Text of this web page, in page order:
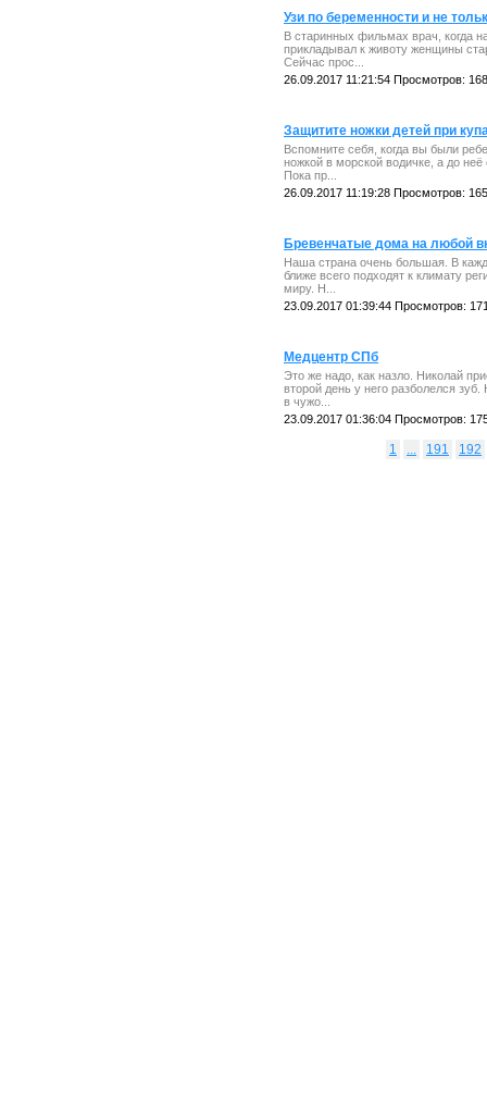
Узи по беременности и не
В старинных фильмах врач, когда
прикладывал к животу женщины
Сейчас прос...
26.09.2017 11:21:54 Просмотров:
Защитите ножки детей при
Вспомните себя, когда вы были
ножкой в морской водичке, а до неё
Пока пр...
26.09.2017 11:19:28 Просмотров:
Бревенчатые дома на любой
Наша страна очень большая. В
ближе всего подходят к климату
миру. Н...
23.09.2017 01:39:44 Просмотров:
Медцентр СПб
Это же надо, как назло. Николай
второй день у него разболелся
в чужо...
23.09.2017 01:36:04 Просмотров:
1 191 192